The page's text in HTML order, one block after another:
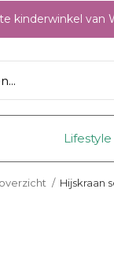
Lifestyle
kinderwinkel van
Hijskraan